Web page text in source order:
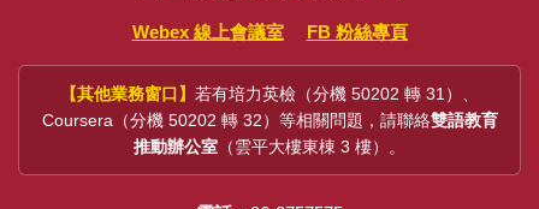
Webex 線上會議室 FB 粉絲專頁
【其他業務窗口】 若有培力英檢（分機 50202 轉 31）、
Coursera（分機 50202 轉 32）等相關問題，請聯絡雙語教育
推動辦公室 （雲平大樓東棟 3 樓）。